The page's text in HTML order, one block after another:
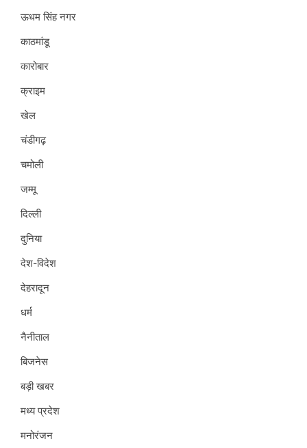
ऊधम सिंह नगर
काठमांडू
कारोबार
क्राइम
खेल
चंडीगढ़
चमोली
जम्मू
दिल्ली
दुनिया
देश-विदेश
देहरादून
धर्म
नैनीताल
बिजनेस
बड़ी खबर
मध्य प्रदेश
मनोरंजन